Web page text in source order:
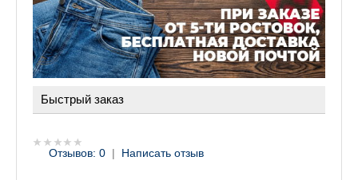
Быстрый заказ
Отзывов: 0 | Написать отзыв